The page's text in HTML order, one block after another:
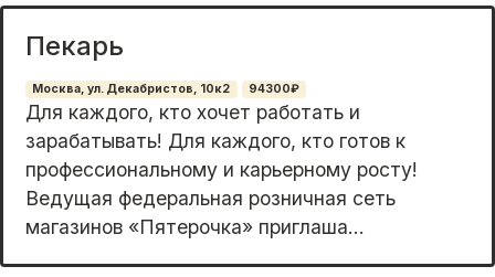
Пекарь
Москва, ул. Декабристов, 10к2 94300₽
Для каждого, кто хочет работать и
зарабатывать! Для каждого, кто готов к
профессиональному и карьерному росту!
Ведущая федеральная розничная сеть
магазинов «Пятерочка» приглаша...